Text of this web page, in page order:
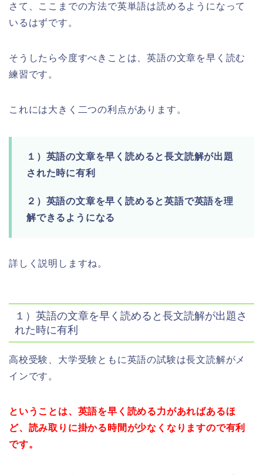
さて、ここまでの方法で英単語は読めるようになって
いるはずです。
そうしたら今度すべきことは、英語の文章を早く読む
練習です。
これには大きく二つの利点があります。
１）英語の文章を早く読めると長文読解が出題
された時に有利
２）英語の文章を早く読めると英語で英語を理
解できるようになる
詳しく説明しますね。
１）英語の文章を早く読めると長文読解が出題さ
れた時に有利
高校受験、大学受験ともに英語の試験は長文読解がメ
インです。
ということは、英語を早く読める力があればあるほ
ど、読み取りに掛かる時間が少なくなりますので有利
です。